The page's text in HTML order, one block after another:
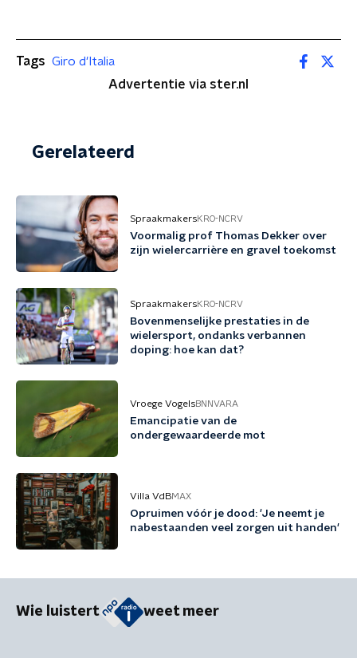
Tags Giro d'Italia
Advertentie via ster.nl
Gerelateerd
SpraakmakersKRO-NCRV
Voormalig prof Thomas Dekker over
zijn wielercarrière en gravel toekomst
SpraakmakersKRO-NCRV
Bovenmenselijke prestaties in de
wielersport, ondanks verbannen
doping: hoe kan dat?
Vroege VogelsBNNVARA
Emancipatie van de
ondergewaardeerde mot
Villa VdBMAX
Opruimen vóór je dood: 'Je neemt je
nabestaanden veel zorgen uit handen'
Wie luistert weet meer